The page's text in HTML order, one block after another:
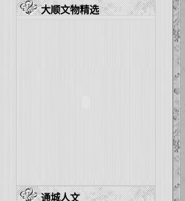
大顺文物精选
通城人文